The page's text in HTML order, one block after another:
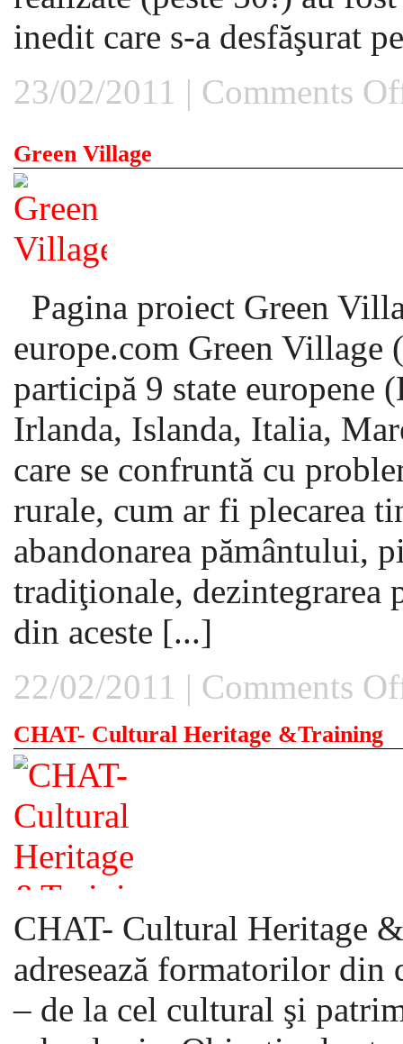
inedit care s-a desfăşurat
23/02/2011 | Comments
Green Village
Pagina proiect Green
europe.com Green Village
participă 9 state europene
Irlanda, Islanda, Italia,
care se confruntă cu
rurale, cum ar fi plecarea
abandonarea pământului,
tradiţionale,
din aceste [...]
22/02/2011 | Comments
CHAT- Cultural Heritage &Training
CHAT- Cultural Heritage
adresează formatorilor
– de la cel cultural şi